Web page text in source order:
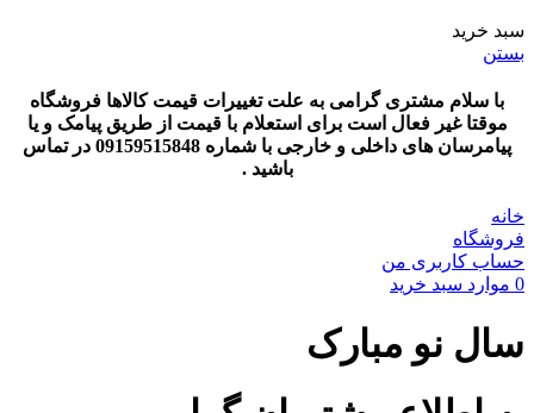
سبد خرید
بستن
با سلام مشتری گرامی به علت تغییرات قیمت کالاها فروشگاه
موقتا غیر فعال است برای استعلام با قیمت از طریق پیامک و یا
پیامرسان های داخلی و خارجی با شماره 09159515848 در تماس
باشید .
خانه
فروشگاه
حساب کاربری من
0 موارد سبد خرید
سال نو مبارک